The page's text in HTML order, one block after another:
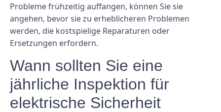
Probleme frühzeitig auffangen, können Sie sie
angehen, bevor sie zu erheblicheren Problemen
werden, die kostspielige Reparaturen oder
Ersetzungen erfordern.
Wann sollten Sie eine
jährliche Inspektion für
elektrische Sicherheit